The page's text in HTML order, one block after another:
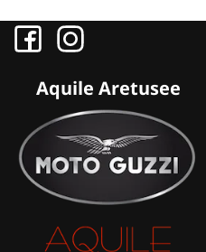
Aquile Aretusee